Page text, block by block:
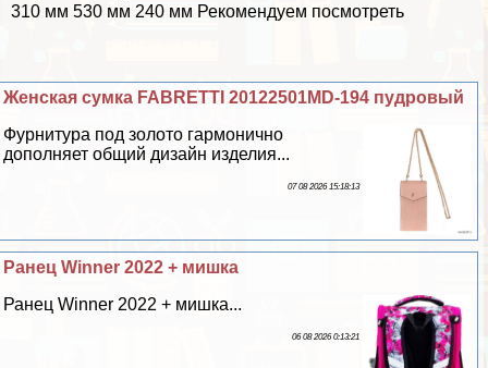
310 мм 530 мм 240 мм Рекомендуем посмотреть
Женская сумка FABRETTI 20122501MD-194 пудровый
Фурнитура под золото гармонично
дополняет общий дизайн изделия...
07 08 2026 15:18:13
Ранец Winner 2022 + мишка
Ранец Winner 2022 + мишка...
06 08 2026 0:13:21